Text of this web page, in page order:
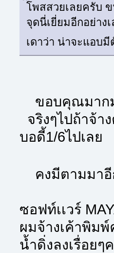
โพสสวยเลยครับ
จุดนี่เยี่ยมอีกอย่าง
เดาว่า น่าจะแอบ
ขอบคุณมาก
จริงๆไปถ้าจ้า
บอดี้1/6ไปเลย
คงมีตามมาอี
ซอฟท์เเวร์
ผมจ้างเค้าพิม
น้ำดิ่งลงเรื่อย